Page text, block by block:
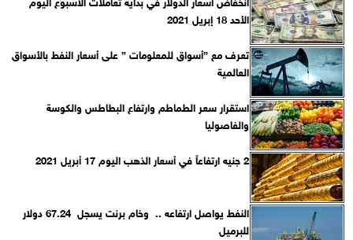
الأحد 18 إبريل 2021
تعرف مع ”أسواق للمعلومات ” على أسعار النفط بالأسواق
العالمية
استقرار سعر الطماطم وارتفاع البطاطس والكوسة
والفاصوليا
2 جنيه ارتفاعاً في أسعار الذهب اليوم 17 أبريل 2021
النفط يواصل ارتفاعه .. وخام برنت يسجل 67.24 دولار
للبرميل